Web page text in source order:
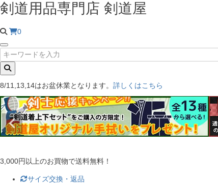
剣道用品専門店 剣道屋
0
8/11,13,14はお盆休業となります。 詳しくはこちら
3,000円以上のお買物で送料無料！
サイズ交換・返品